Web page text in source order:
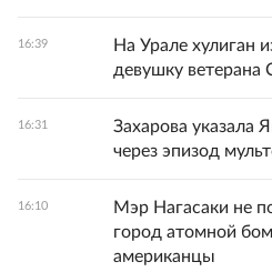
16:39
На Урале хулиган
девушку ветерана
16:31
Захарова
через эпизод
16:10
Мэр Нагасаки не
город атомной
американцы